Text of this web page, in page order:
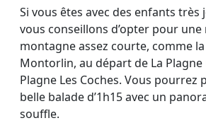
Si vous êtes avec des enfants très
vous conseillons d’opter pour
montagne assez courte, comme
Montorlin, au départ de La
Plagne Les Coches. Vous pourrez
belle balade d’1h15 avec un
souffle.